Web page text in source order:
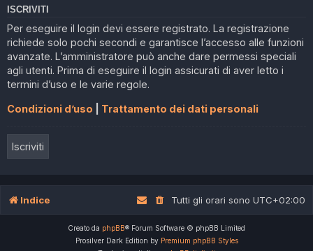
ISCRIVITI
Per eseguire il login devi essere registrato. La registrazione
richiede solo pochi secondi e garantisce l’accesso alle funzioni
avanzate. L’amministratore può anche dare permessi speciali
agli utenti. Prima di eseguire il login assicurati di aver letto i
termini d’uso e le varie regole.
Condizioni d’uso Trattamento dei dati personali
Iscriviti
Indice Tutti gli orari sono UTC+02:00
Creato da phpBB® Forum Software © phpBB Limited
Prosilver Dark Edition by Premium phpBB Styles